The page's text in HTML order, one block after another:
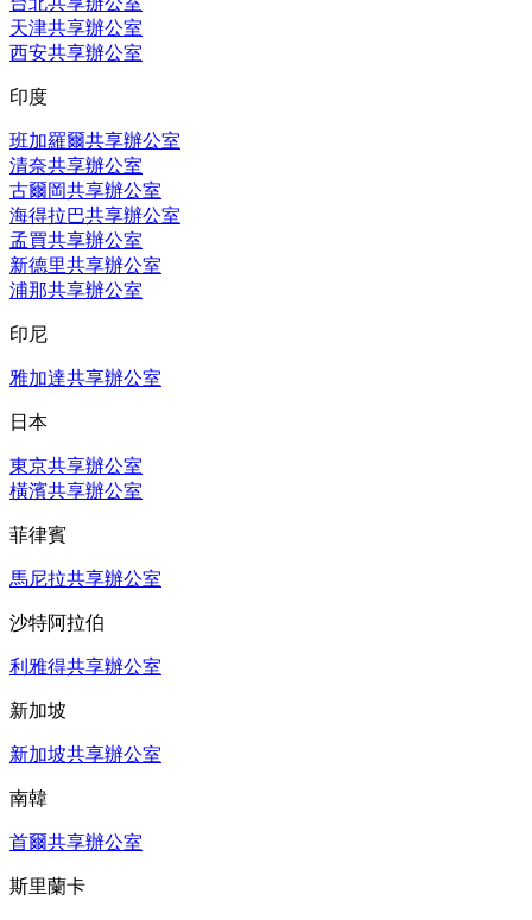
天津共享辦公室
西安共享辦公室
印度
班加羅爾共享辦公室
清奈共享辦公室
古爾岡共享辦公室
海得拉巴共享辦公室
孟買共享辦公室
新德里共享辦公室
浦那共享辦公室
印尼
雅加達共享辦公室
日本
東京共享辦公室
橫濱共享辦公室
菲律賓
馬尼拉共享辦公室
沙特阿拉伯
利雅得共享辦公室
新加坡
新加坡共享辦公室
南韓
首爾共享辦公室
斯里蘭卡